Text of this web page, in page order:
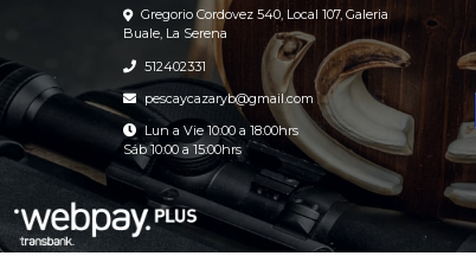
Gregorio Cordovez 540, Local 107, Galeria
Buale, La Serena
512402331
pescaycazaryb@gmail.com
Lun a Vie 10:00 a 18:00hrs
Sáb 10:00 a 15:00hrs